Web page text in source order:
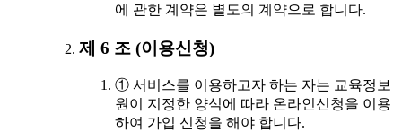
에 관한 계약은 별도의 계약으로 합니다.
제 6 조 (이용신청)
① 서비스를 이용하고자 하는 자는 교육정보
원이 지정한 양식에 따라 온라인신청을 이용
하여 가입 신청을 해야 합니다.